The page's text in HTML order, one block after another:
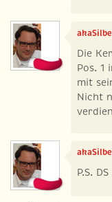
Die
Pos. 1
mit
Nicht
P.S.